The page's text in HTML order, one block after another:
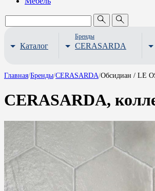
Каталог
Бренды
CERASARDA
Главная/Бренды/CERASARDA/Обсидиан / LE
CERASARDA,